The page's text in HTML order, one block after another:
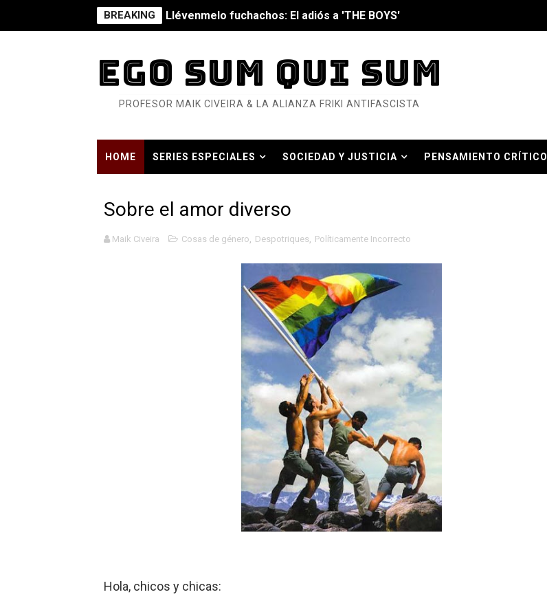
BREAKING Llévenmelo fuchachos: El adiós a 'THE BOYS'
Mario: La epopeya del fontanero - Parte II
Mario: La epopeya del fontanero - Parte I
Pequeña Filmoteca Antifascista
Pokémon: La película existencialista
Así se ve el fascismo en 2026... Y así se ve la Resistencia
Un año para sobrevivir al mundo: Dos mil tíjiri cinco
¿Estamos soñando con ovejas eléctricas?
Dioses y Monstruos: Guillermo (DOS)
Dioses y Monstruos: Guillermo (UNO)
Carlos Manzo y el narcogobierno asesino
Gótico Mexicano
El mito de Frankenstein
25 grandes películas de terror del siglo XXI
Devoraos los unos a los otros
EGO SUM QUI SUM
PROFESOR MAIK CIVEIRA & LA ALIANZA FRIKI ANTIFASCISTA
HOME SERIES ESPECIALES SOCIEDAD Y JUSTICIA PENSAMIENTO CRÍTICO
Sobre el amor diverso
Maik Civeira Cosas de género, Despotriques, Políticamente Incorrecto
Hola, chicos y chicas: